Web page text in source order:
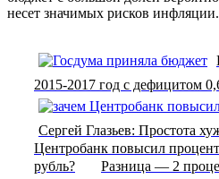
несет значимых рисков инфляции.
2015-2017 год с дефицитом
Сергей Глазьев: Простота
Центробанк повысил
рубль?
Разница — 2